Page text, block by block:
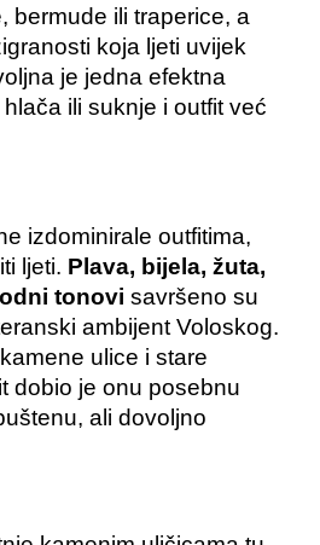
bermude ili traperice, a
koja ljeti uvijek
je jedna efektna
ili suknje i outfit već
izdominirale outfitima,
ljeti. Plava, bijela, žuta,
tonovi savršeno su
ambijent Voloskog.
ulice i stare
dobio je onu posebnu
ali dovoljno